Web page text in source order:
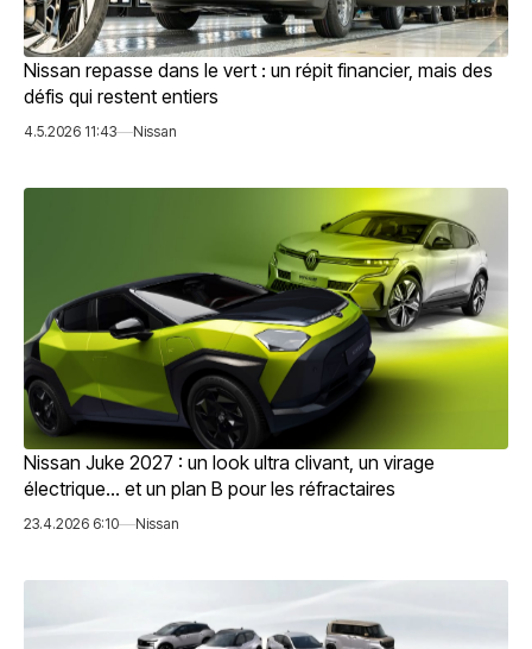
Nissan repasse dans le vert : un répit financier, mais des
défis qui restent entiers
4.5.2026 11:43 Nissan
Nissan Juke 2027 : un look ultra clivant, un virage
électrique… et un plan B pour les réfractaires
23.4.2026 6:10 Nissan